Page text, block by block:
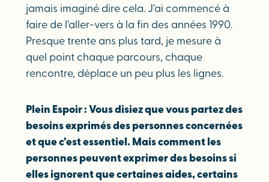
jamais imaginé dire cela. J’ai commencé à
faire de l’aller-vers à la fin des années 1990.
Presque trente ans plus tard, je mesure à
quel point chaque parcours, chaque
rencontre, déplace un peu plus les lignes.
Plein Espoir : Vous disiez que vous partez des
besoins exprimés des personnes concernées
et que c’est essentiel. Mais comment les
personnes peuvent exprimer des besoins si
elles ignorent que certaines aides, certains